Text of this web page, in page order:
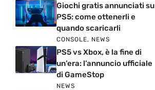
Giochi gratis annunciati su
PS5: come ottenerli e
quando scaricarli
CONSOLE, NEWS
PS5 vs Xbox, è la fine di
un’era: l’annuncio ufficiale
di GameStop
NEWS